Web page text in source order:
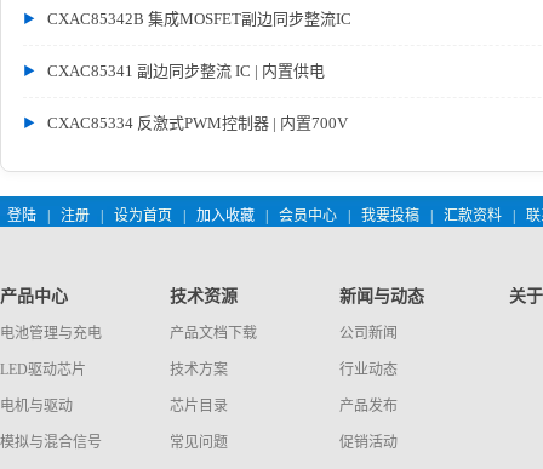
CXAC85342B 集成MOSFET副边同步整流IC
CXAC85341 副边同步整流 IC | 内置供电
CXAC85334 反激式PWM控制器 | 内置700V
登陆 注册 设为首页 加入收藏 会员中心 我要投稿 汇款资料
产品中心
电池管理与充电
LED驱动芯片
电机与驱动
模拟与混合信号
技术资源
产品文档下载
技术方案
芯片目录
常见问题
新闻与动态
公司新闻
行业动态
产品发布
促销活动
关